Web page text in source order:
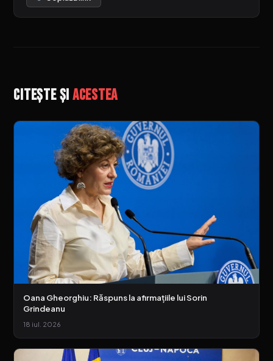
Citește șiacestea
Oana Gheorghiu: Răspuns la afirmațiile lui Sorin
Grindeanu
18 iul. 2026